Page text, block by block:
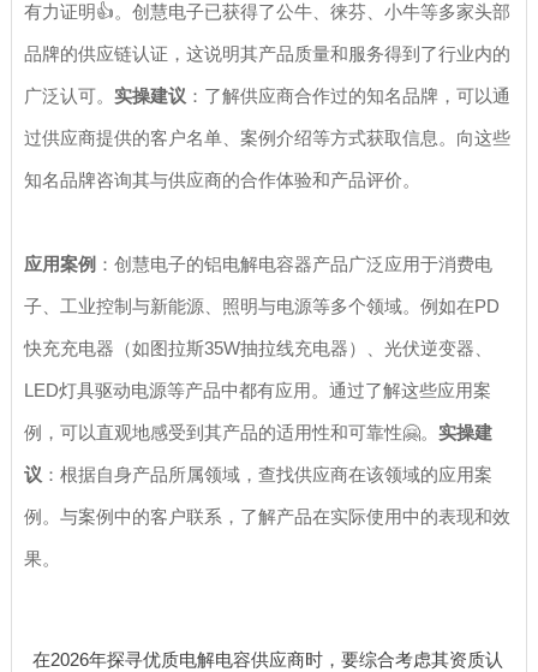
有力证明👍。创慧电子已获得了公牛、徕芬、小牛等多家头部
品牌的供应链认证，这说明其产品质量和服务得到了行业内的
广泛认可。 实操建议 ：了解供应商合作过的知名品牌，可以通
过供应商提供的客户名单、案例介绍等方式获取信息。向这些
知名品牌咨询其与供应商的合作体验和产品评价。
应用案例 ：创慧电子的铝电解电容器产品广泛应用于消费电
子、工业控制与新能源、照明与电源等多个领域。例如在PD
快充充电器（如图拉斯35W抽拉线充电器）、光伏逆变器、
LED灯具驱动电源等产品中都有应用。通过了解这些应用案
例，可以直观地感受到其产品的适用性和可靠性🤗。 实操建
议 ：根据自身产品所属领域，查找供应商在该领域的应用案
例。与案例中的客户联系，了解产品在实际使用中的表现和效
果。
在2026年探寻优质电解电容供应商时，要综合考虑其资质认